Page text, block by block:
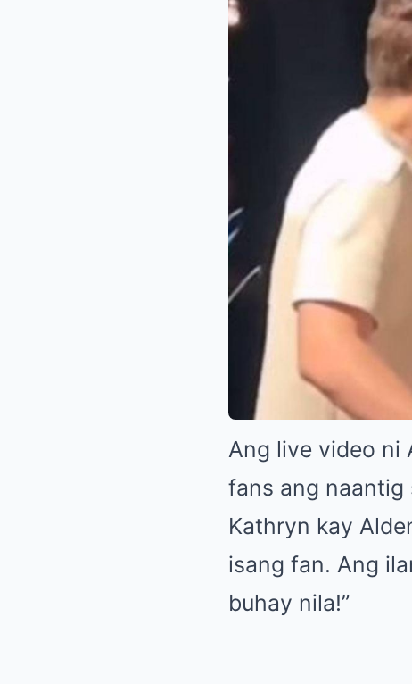
Ang live video ni
fans ang naantig
Kathryn kay
isang fan. Ang
buhay nila!”